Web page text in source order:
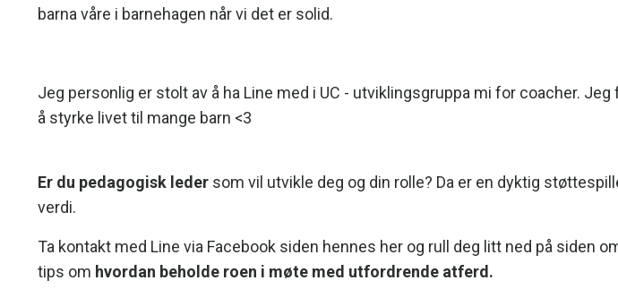
barna våre i barnehagen når vi det er solid.
Jeg personlig er stolt av å ha Line med i UC - utviklingsgruppa mi for coacher.
å styrke livet til mange barn <3
Er du pedagogisk leder som vil utvikle deg og din rolle? Da er en dyktig
verdi.
Ta kontakt med Line via Facebook siden hennes her og rull deg litt ned på siden
tips om hvordan beholde roen i møte med utfordrende atferd.